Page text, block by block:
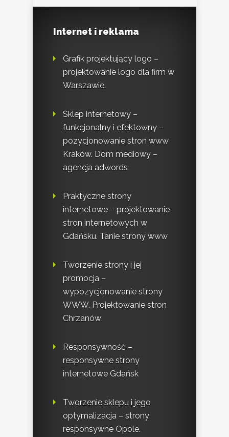
Internet i reklama
Grafik projektujący logo –
projektowanie logo dla firm w
Warszawie.
Sklep internetowy –
funkcjonalny i efektowny –
pozycjonowanie stron www
Kraków. Dom mediowy –
agencja adwords
Praktyczne strony
internetowe – projektowanie
stron internetowych w
Gdańsku. Tanie strony www
Tworzenie strony i jej
promocja –
wypozycjonowanie strony
WWW. Projektowanie stron
Chrzanów
Responsywność –
responsywne strony
internetowe Gdańsk
Tworzenie sklepu i jego
optymalizacja – strony
responsywne Opole.